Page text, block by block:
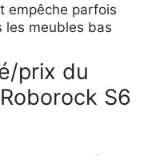
empêche parfois
les meubles bas
prix du
S6